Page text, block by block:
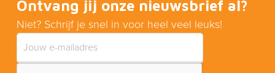
Ontvang jij onze nieuwsbrief al?
Niet? Schrijf je snel in voor heel veel leuks!